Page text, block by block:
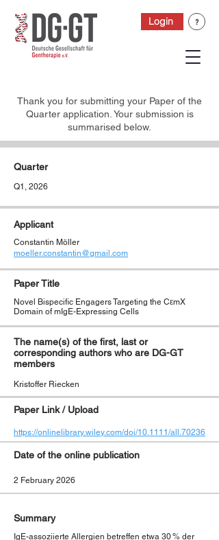
Login
Thank you for submitting your Paper of the
Quarter application. Your submission is
summarised below.
Quarter
Q1, 2026
Applicant
Constantin Möller
moeller.constantin@gmail.com
Paper Title
Novel Bispecific Engagers Targeting the CεmX
Domain of mIgE-Expressing Cells
The name(s) of the first, last or
corresponding authors who are DG-GT
members
Kristoffer Riecken
Paper Link / Upload
https://onlinelibrary.wiley.com/doi/10.1111/all.70236
Date of the online publication
2 February 2026
Summary
IgE-assoziierte Allergien betreffen etwa 30 % der